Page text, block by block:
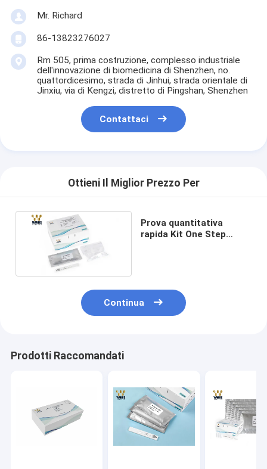
Mr. Richard
86-13823276027
Rm 505, prima costruzione, complesso industriale
dell'innovazione di biomedicina di Shenzhen, no.
quattordicesimo, strada di Jinhui, strada orientale di
Jinxiu, via di Kengzi, distretto di Pingshan, Shenzhen
Contattaci
Ottieni Il Miglior Prezzo Per
Prova quantitativa
rapida Kit One Step
Continua
Prodotti Raccomandati